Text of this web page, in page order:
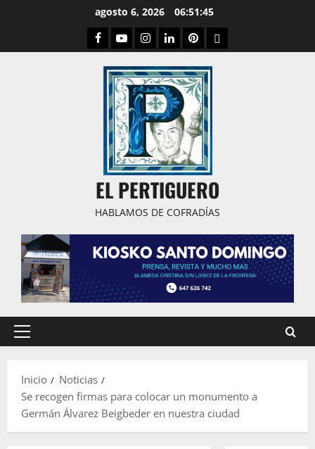
agosto 6, 2026 06:51:46
Facebook
YoutubeInstagram
LinkedPinterestDribbble
EL PERTIGUERO
HABLAMOS DE COFRADÍAS
Menú
Inicio
Noticias
Se recogen firmas para colocar un monumento a
Germán Álvarez Beigbeder en nuestra ciudad